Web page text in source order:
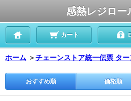
感熱レジロー
カート
ホーム ＞チェーンストア統一伝票 タ
おすすめ順 価格順